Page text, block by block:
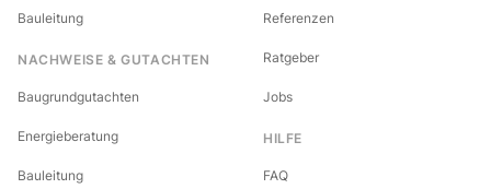
Bauleitung
NACHWEISE & GUTACHTEN
Baugrundgutachten
Energieberatung
Bauleitung
Referenzen
Ratgeber
Jobs
HILFE
FAQ